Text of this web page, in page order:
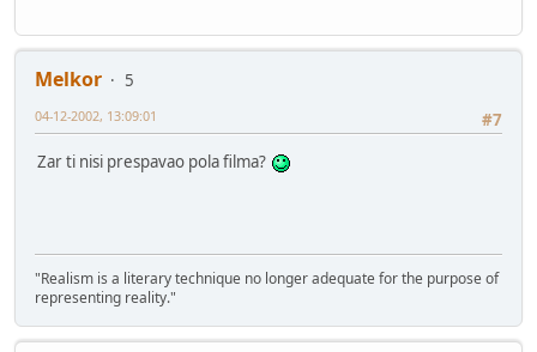
Melkor
5
#7
04-12-2002, 13:09:01
Zar ti nisi prespavao pola filma?
"Realism is a literary technique no longer adequate for the purpose of
representing reality."